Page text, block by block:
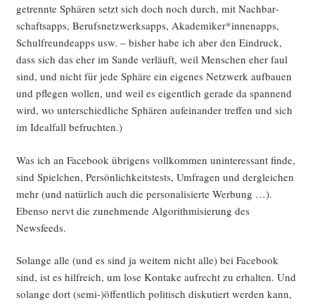
getrenn­te Sphä­ren setzt sich doch noch durch, mit Nach­bar­
schafts­ap­ps, Berufs­netz­werks­ap­ps, Akademiker*innenapps,
Schul­freun­de­apps usw. – bis­her habe ich aber den Ein­druck,
dass sich das eher im San­de ver­läuft, weil Men­schen eher faul
sind, und nicht für jede Sphä­re ein eige­nes Netz­werk auf­bau­en
und pfle­gen wol­len, und weil es eigent­lich gera­de da span­nend
wird, wo unter­schied­li­che Sphä­ren auf­ein­an­der tref­fen und sich
im Ide­al­fall befruchten.)
Was ich an Face­book übri­gens voll­kom­men unin­ter­es­sant fin­de,
sind Spiel­chen, Per­sön­lich­keits­tests, Umfra­gen und der­glei­chen
mehr (und natür­lich auch die per­so­na­li­sier­te Wer­bung …).
Eben­so nervt die zuneh­men­de Algo­rith­mi­sie­rung des
Newsfeeds.
Solan­ge alle (und es sind ja wei­tem nicht alle) bei Face­book
sind, ist es hilf­reich, um lose Kon­ta­ke auf­recht zu erhal­ten. Und
solan­ge dort (semi-)öffentlich poli­tisch dis­ku­tiert wer­den kann,